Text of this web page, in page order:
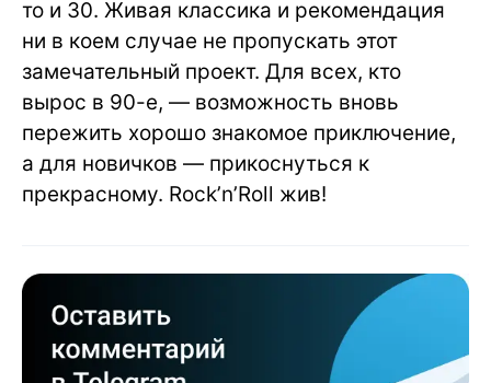
то и 30. Живая классика и рекомендация
ни в коем случае не пропускать этот
замечательный проект. Для всех, кто
вырос в 90-е, — возможность вновь
пережить хорошо знакомое приключение,
а для новичков — прикоснуться к
прекрасному. Rock’n’Roll жив!